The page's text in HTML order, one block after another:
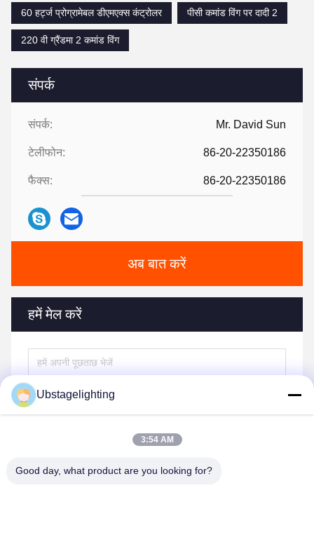
संपर्क
संपर्क: Mr. David Sun
टेलीफोन: 86-20-22350186
फैक्स: 86-20-22350186
अब बात करें
हमें मेल करें
60 हर्ट्ज प्रोग्रामेबल डीएमएक्स कंट्रोलर
पीसी कमांड विंग पर दादी 2
220 वी ग्रैंडमा 2 कमांड विंग
Ubstagelighting
3:54 AM
Good day, what product are you looking for?